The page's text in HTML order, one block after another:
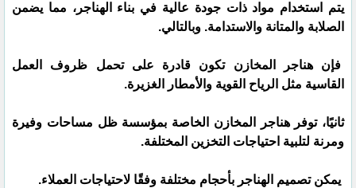
يتم استخدام مواد ذات جودة عالية في بناء الهناجر، مما يضمن
الصلابة والمتانة والاستدامة. وبالتالي.
فإن هناجر المخازن تكون قادرة على تحمل ظروف العمل
القاسية مثل الرياح القوية والأمطار الغزيرة.
ثانيًا، توفر هناجر المخازن الخاصة بمؤسسة ظل مساحات وفيرة
ومرنة لتلبية احتياجات التخزين المختلفة.
يمكن تصميم الهناجر بأحجام مختلفة وفقًا لاحتياجات العملاء.